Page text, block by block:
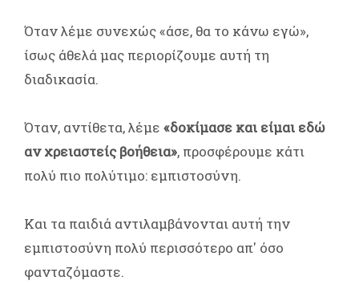
Όταν λέμε συνεχώς «άσε, θα το κάνω εγώ»,
ίσως άθελά μας περιορίζουμε αυτή τη
διαδικασία.
Όταν, αντίθετα, λέμε «δοκίμασε και είμαι εδώ
αν χρειαστείς βοήθεια», προσφέρουμε κάτι
πολύ πιο πολύτιμο: εμπιστοσύνη.
Και τα παιδιά αντιλαμβάνονται αυτή την
εμπιστοσύνη πολύ περισσότερο απ' όσο
φανταζόμαστε.